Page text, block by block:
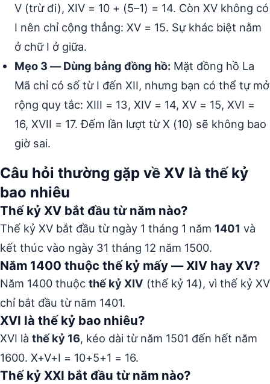
V (trừ đi), XIV = 10 + (5–1) = 14. Còn XV không có
I nên chỉ cộng thẳng: XV = 15. Sự khác biệt nằm
ở chữ I ở giữa.
Mẹo 3 — Dùng bảng đồng hồ: Mặt đồng hồ La
Mã chỉ có số từ I đến XII, nhưng bạn có thể tự mở
rộng quy tắc: XIII = 13, XIV = 14, XV = 15, XVI =
16, XVII = 17. Đếm lần lượt từ X (10) sẽ không bao
giờ sai.
Câu hỏi thường gặp về XV là thế kỷ
bao nhiêu
Thế kỷ XV bắt đầu từ năm nào?
Thế kỷ XV bắt đầu từ ngày 1 tháng 1 năm 1401 và
kết thúc vào ngày 31 tháng 12 năm 1500.
Năm 1400 thuộc thế kỷ mấy — XIV hay XV?
Năm 1400 thuộc thế kỷ XIV (thế kỷ 14), vì thế kỷ XV
chỉ bắt đầu từ năm 1401.
XVI là thế kỷ bao nhiêu?
XVI là thế kỷ 16, kéo dài từ năm 1501 đến hết năm
1600. X+V+I = 10+5+1 = 16.
Thế kỷ XXI bắt đầu từ năm nào?